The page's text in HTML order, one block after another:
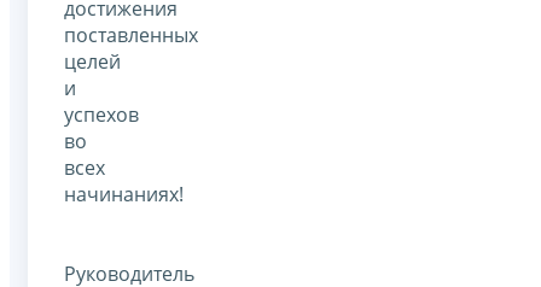
достижения
поставленных
целей
и
успехов
во
всех
начинаниях!
Руководитель